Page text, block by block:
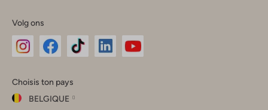
Volg ons
Instagram
Facebook
TikTok
Choisis ton pays
BELGIQUE